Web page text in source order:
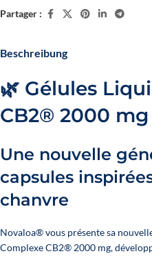
Partager :
Beschreibung
🌿 Gélules
CB2® 2000 mg
Une nouvelle
capsules
chanvre
Novaloa® vous présente sa
Complexe CB2® 2000 mg,